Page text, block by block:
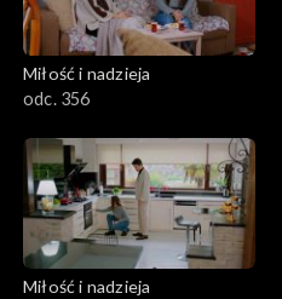
Miłość i nadzieja
odc. 356
Miłość i nadzieja